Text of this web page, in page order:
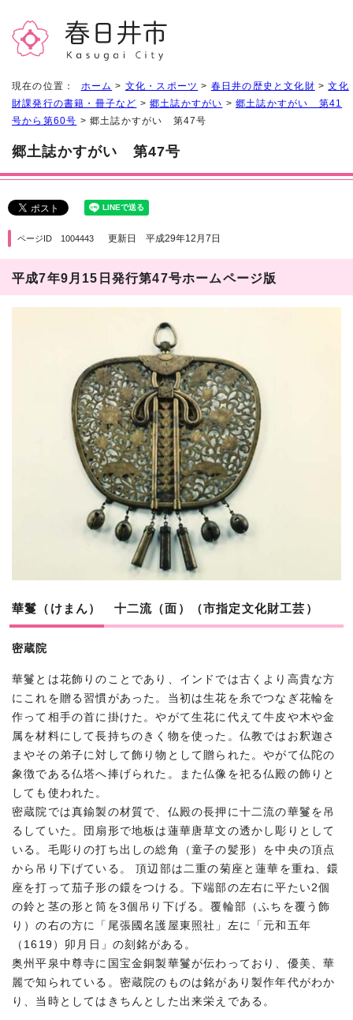
現在の位置： ホーム > 文化・スポーツ > 春日井の歴史と文化財 >文化
財課発行の書籍・冊子など >郷土誌かすがい >郷土誌かすがい 第41
号から第60号 > 郷土誌かすがい 第47号
郷土誌かすがい 第47号
ページID 1004443 更新日 平成29年12月7日
平成7年9月15日発行第47号ホームページ版
華鬘（けまん） 十二流（面）（市指定文化財工芸）
密蔵院
華鬘とは花飾りのことであり、インドでは古くより高貴な方
にこれを贈る習慣があった。当初は生花を糸でつなぎ花輪を
作って相手の首に掛けた。やがて生花に代えて牛皮や木や金
属を材料にして長持ちのきく物を使った。仏教ではお釈迦さ
まやその弟子に対して飾り物として贈られた。やがて仏陀の
象徴である仏塔へ捧げられた。また仏像を祀る仏殿の飾りと
しても使われた。
密蔵院では真鍮製の材質で、仏殿の長押に十二流の華鬘を吊
るしていた。団扇形で地板は蓮華唐草文の透かし彫りとして
いる。毛彫りの打ち出しの総角（童子の髪形）を中央の頂点
から吊り下げている。 頂辺部は二重の菊座と蓮華を重ね、鐶
座を打って茄子形の鐶をつける。下端部の左右に平たい2個
の鈴と茎の形と筒を3個吊り下げる。覆輪部（ふちを覆う飾
り）の右の方に「尾張國名護屋東照社」左に「元和五年
（1619）卯月日」の刻銘がある。
奥州平泉中尊寺に国宝金銅製華鬘が伝わっており、優美、華
麗で知られている。密蔵院のものは銘があり製作年代がわか
り、当時としてはきちんとした出来栄えである。